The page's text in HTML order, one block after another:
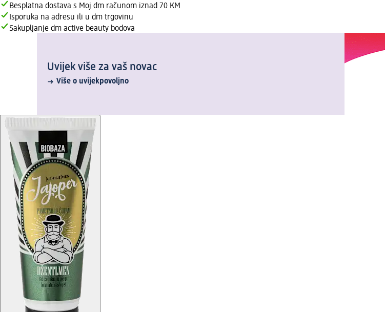
Besplatna dostava s Moj dm računom iznad 70 KM
Isporuka na adresu ili u dm trgovinu
Sakupljanje dm active beauty bodova
Uvijek više za vaš novac
Više o uvijekpovoljno